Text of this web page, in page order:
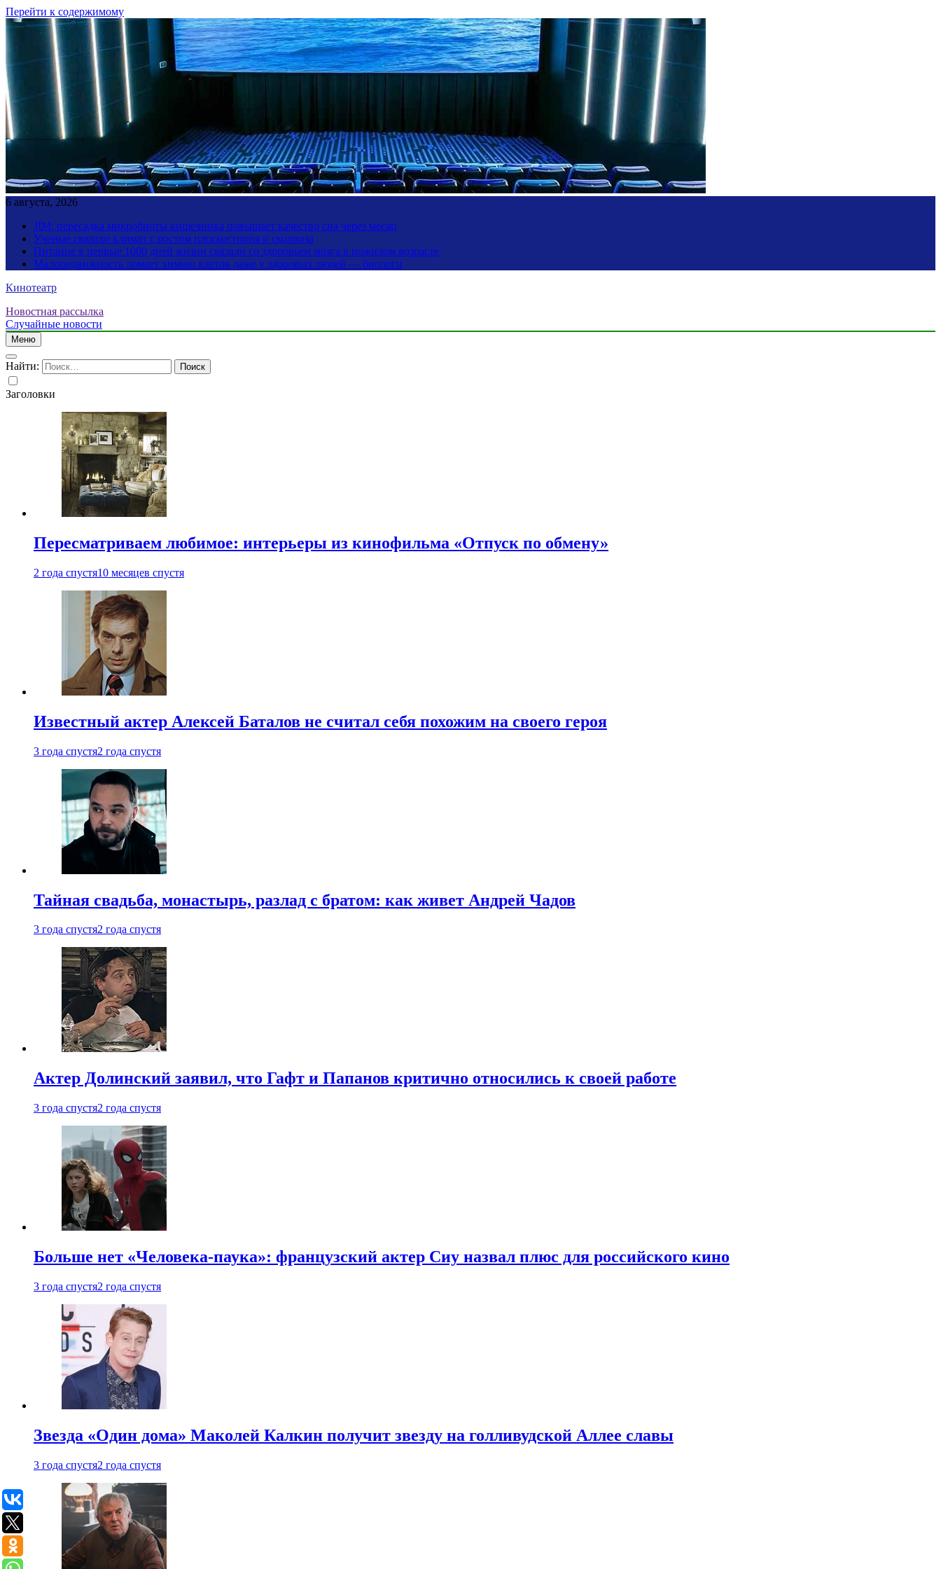
Перейти к содержимому
6 августа, 2026
JIM: пересадка микробиоты кишечника повышает качество сна через месяц
Ученые связали климат с ростом плоскостопия и сколиоза
Питание в первые 1000 дней жизни связали со здоровьем мозга в пожилом возрасте
Малоподвижность ломает химию клеток даже у здоровых людей — биологи
Кинотеатр
Новостная рассылка
Случайные новости
Меню
Найти:
Заголовки
Пересматриваем любимое: интерьеры из кинофильма «Отпуск по обмену»
2 года спустя10 месяцев спустя
Известный актер Алексей Баталов не считал себя похожим на своего героя
3 года спустя2 года спустя
Тайная свадьба, монастырь, разлад с братом: как живет Андрей Чадов
3 года спустя2 года спустя
Актер Долинский заявил, что Гафт и Папанов критично относились к своей работе
3 года спустя2 года спустя
Больше нет «Человека-паука»: французский актер Сиу назвал плюс для российского кино
3 года спустя2 года спустя
Звезда «Один дома» Маколей Калкин получит звезду на голливудской Аллее славы
3 года спустя2 года спустя